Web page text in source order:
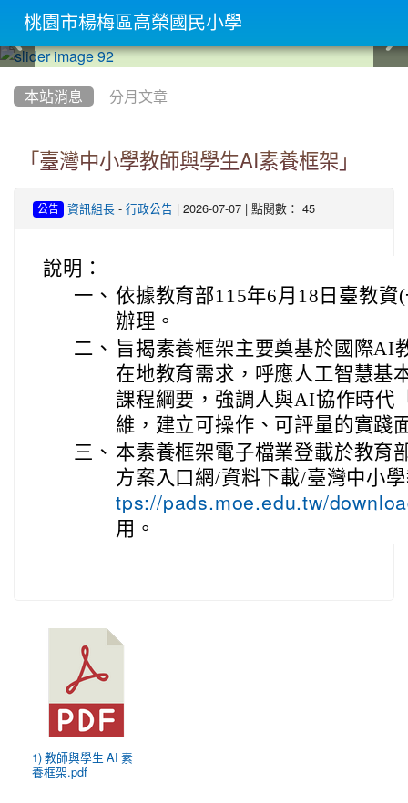
本站消息 分月文章
「臺灣中小學教師與學生AI素養框架」
公告 資訊組長- 行政公告 | 2026-07-07 | 點閱數： 45
說明：
一、 依據教育部115年6月18日臺教資
辦理。
二、 旨揭素養框架主要奠基於國際AI
在地教育需求，呼應人工智慧基
課程綱要，強調人與AI協作時代
維，建立可操作、可評量的實踐
三、 本素養框架電子檔業登載於教育
方案入口網/資料下載/臺灣中小
tps://pads.moe.edu.tw/
用。
1) 教師與學生 AI 素
養框架.pdf
桃園市楊梅區高榮國民小學